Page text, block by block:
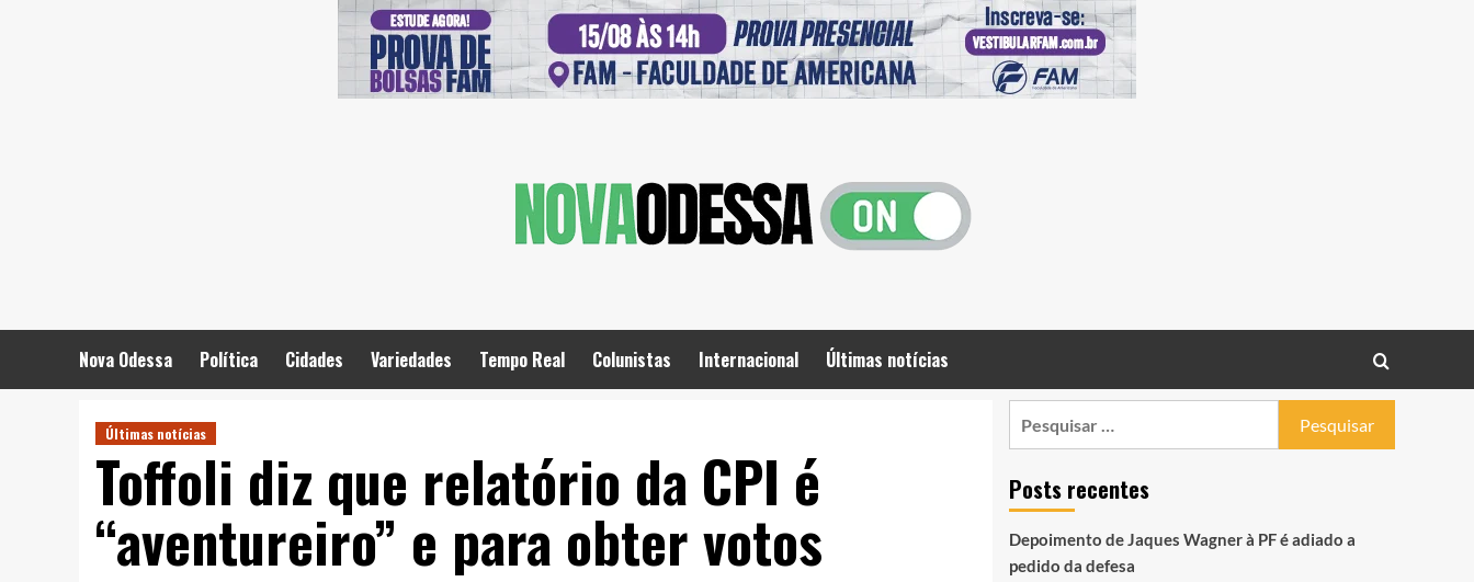
Nova Odessa Política Cidades Variedades Tempo Real Colunistas Internacional Últimas notícias
Últimas notícias
Toffoli diz que relatório da CPI é
“aventureiro” e para obter votos
Posts recentes
Depoimento de Jaques Wagner à PF é adiado a
pedido da defesa